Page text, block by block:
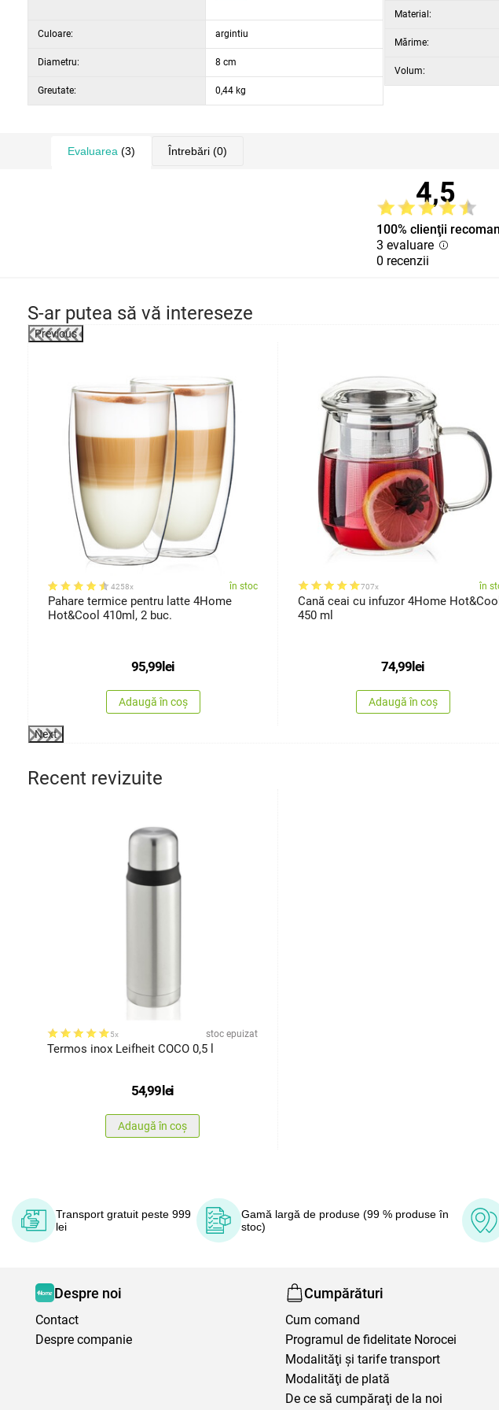
Culoare: argintiu
Diametru: 8 cm
Greutate: 0,44 kg
Material:
Mărime:
Volum:
Evaluarea (3) Întrebări (0)
4,5
100% clienţii
3 evaluare
0 recenzii
S-ar putea să vă intereseze
Previous
4258x în stoc
Pahare termice pentru latte 4Home
Hot&Cool 410ml, 2 buc.
95,99lei
Adaugă în coș
707x în
Cană ceai cu infuzor 4Home Hot&Cool
450 ml
74,99lei
Adaugă în coș
Next
Recent revizuite
5x stoc epuizat
Termos inox Leifheit COCO 0,5 l
54,99lei
Adaugă în coș
Transport gratuit peste 999
lei
Gamă largă de produse (99 % produse în
stoc)
Despre noi
Contact
Despre companie
Cumpărături
Cum comand
Programul de fidelitate Norocei
Modalităţi şi tarife transport
Modalităţi de plată
De ce să cumpăraţi de la noi